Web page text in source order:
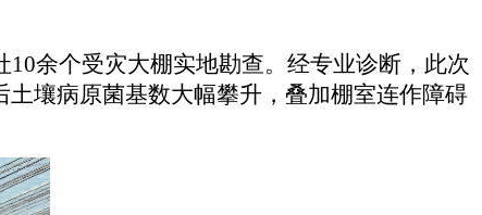
10余个受灾大棚实地勘查。经专业诊断，此次
壤病原菌基数大幅攀升，叠加棚室连作障碍